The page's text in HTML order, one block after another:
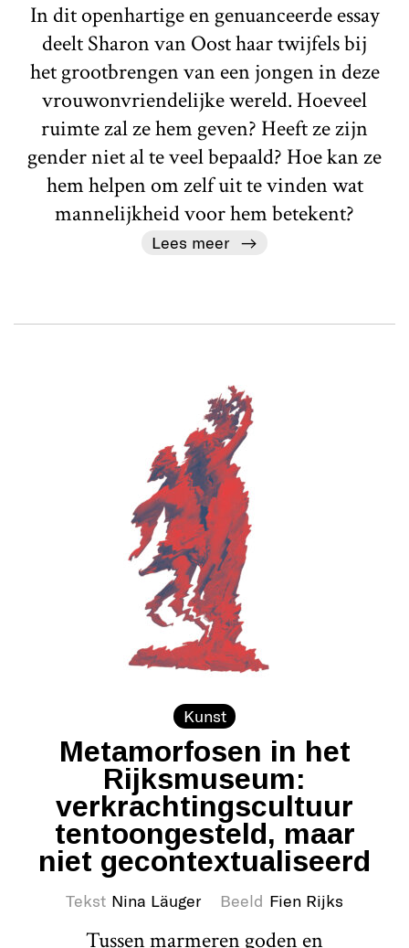
In dit openhartige en genuanceerde essay
deelt Sharon van Oost haar twijfels bij
het grootbrengen van een jongen in deze
vrouwonvriendelijke wereld. Hoeveel
ruimte zal ze hem geven? Heeft ze zijn
gender niet al te veel bepaald? Hoe kan ze
hem helpen om zelf uit te vinden wat
mannelijkheid voor hem betekent?
Lees meer
Kunst
Metamorfosen in het
Rijksmuseum:
verkrachtingscultuur
tentoongesteld, maar
niet gecontextualiseerd
Tekst Nina Läuger Beeld Fien Rijks
Tussen marmeren goden en